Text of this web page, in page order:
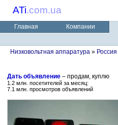
ATi.com.ua
Главная Компании
Низковольтная аппаратура » Россия
Дать объявление – продам, куплю
1.2 млн. посетителей за месяц:
7.1 млн. просмотров объявлений